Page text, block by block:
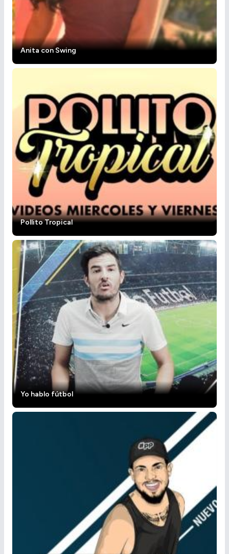
Anita con Swing
Pollito Tropical
Yo hablo fútbol